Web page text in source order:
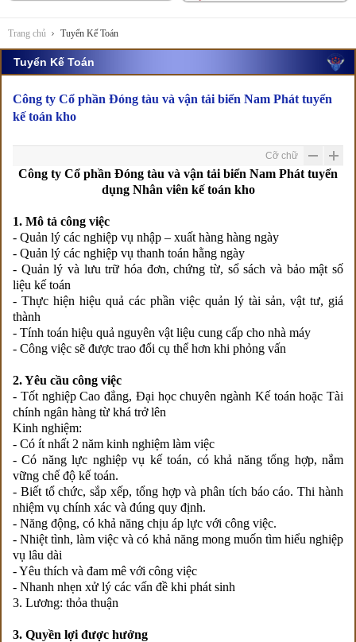
Trang chủ Tuyển Kế Toán
Tuyển Kế Toán
Công ty Cổ phần Đóng tàu và vận tải biển Nam Phát tuyển
kế toán kho
Cỡ chữ
Công ty Cổ phần Đóng tàu và vận tải biển Nam Phát tuyển
dụng Nhân viên kế toán kho
1. Mô tả công việc
- Quản lý các nghiệp vụ nhập – xuất hàng hàng ngày
- Quản lý các nghiệp vụ thanh toán hằng ngày
- Quản lý và lưu trữ hóa đơn, chứng từ, sổ sách và bảo mật số
liệu kế toán
- Thực hiện hiệu quả các phần việc quản lý tài sản, vật tư, giá
thành
- Tính toán hiệu quả nguyên vật liệu cung cấp cho nhà máy
- Công việc sẽ được trao đổi cụ thể hơn khi phỏng vấn
2. Yêu cầu công việc
- Tốt nghiệp Cao đẳng, Đại học chuyên ngành Kế toán hoặc Tài
chính ngân hàng từ khá trở lên
Kinh nghiệm:
- Có ít nhất 2 năm kinh nghiệm làm việc
- Có năng lực nghiệp vụ kế toán, có khả năng tổng hợp, nắm
vững chế độ kế toán.
- Biết tổ chức, sắp xếp, tổng hợp và phân tích báo cáo. Thi hành
nhiệm vụ chính xác và đúng quy định.
- Năng động, có khả năng chịu áp lực với công việc.
- Nhiệt tình, làm việc và có khả năng mong muốn tìm hiểu nghiệp
vụ lâu dài
- Yêu thích và đam mê với công việc
- Nhanh nhẹn xử lý các vấn đề khi phát sinh
3. Lương: thỏa thuận
3. Quyền lợi được hưởng